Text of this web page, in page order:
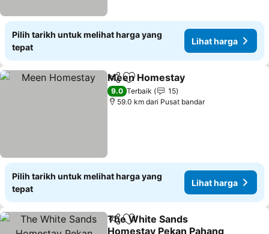
Pilih tarikh untuk melihat harga yang
tepat
Lihat harga
KongsiTambah ke favorit
Meen Homestay
9.0 Terbaik
15
59.0 km dari Pusat bandar
Pilih tarikh untuk melihat harga yang
tepat
Lihat harga
KongsiTambah ke favorit
The White Sands
Homestay Pekan Pahang